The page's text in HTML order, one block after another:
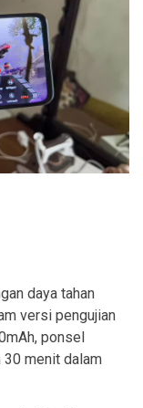
daya tahan
versi pengujian
ponsel
30 menit dalam